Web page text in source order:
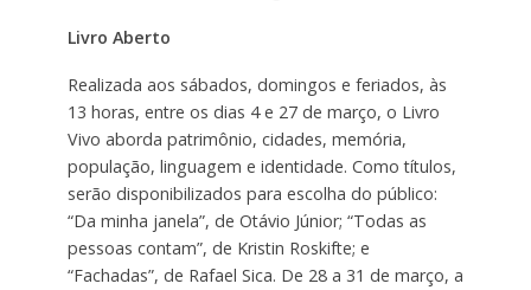
Livro Aberto
Realizada aos sábados, domingos e feriados, às
13 horas, entre os dias 4 e 27 de março, o Livro
Vivo aborda patrimônio, cidades, memória,
população, linguagem e identidade. Como títulos,
serão disponibilizados para escolha do público:
“Da minha janela”, de Otávio Júnior; “Todas as
pessoas contam”, de Kristin Roskifte; e
“Fachadas”, de Rafael Sica. De 28 a 31 de março, a